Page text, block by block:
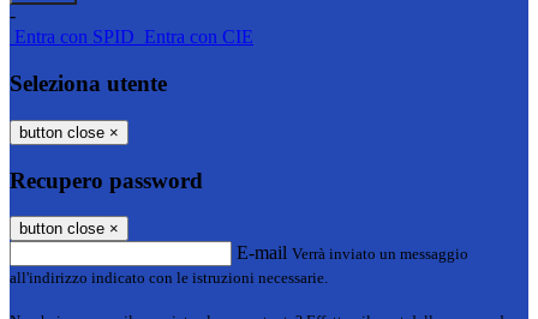
-
Entra con SPID Entra con CIE
Seleziona utente
button close ×
Recupero password
button close ×
E-mail Verrà inviato un messaggio
all'indirizzo indicato con le istruzioni necessarie.